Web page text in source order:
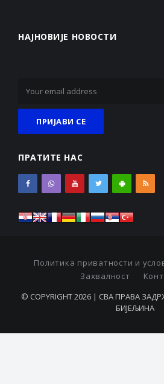
НАЈНОВИЈЕ НОВОСТИ
ПРАТИТЕ НАС
Политика приватности и
Захвалност
© COPYRIGHT 2026 | СВА ПРАВА
БИЈЕЉИНА